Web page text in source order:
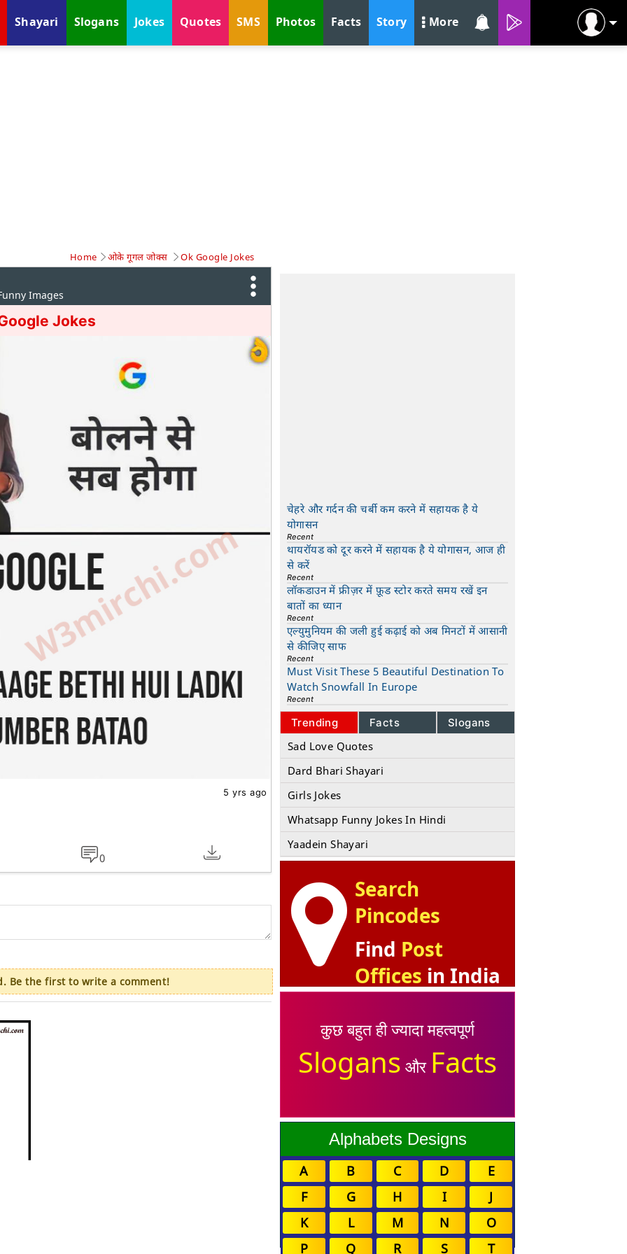
Shayari Slogans Jokes Quotes SMS Photos Facts Story More
Home ओके गूगल जोक्स Ok Google Jokes
Images
Jokes
5 yrs ago
0
Be the first to write a comment!
चेहरे और गर्दन की चर्बी कम करने में सहायक है ये
योगासन
Recent
थायरॉयड को दूर करने में सहायक है ये योगासन, आज ही
से करें
Recent
लॉकडाउन में फ्रीज़र में फ़ूड स्टोर करते समय रखें इन
बातों का ध्यान
Recent
एल्युमुनियम की जली हुई कढ़ाई को अब मिनटों में आसानी
से कीजिए साफ
Recent
Must Visit These 5 Beautiful Destination To
Watch Snowfall In Europe
Recent
Trending Facts Slogans
Sad Love Quotes
Dard Bhari Shayari
Girls Jokes
Whatsapp Funny Jokes In Hindi
Yaadein Shayari
Search
Pincodes
Find Post
Offices in India
कुछ बहुत ही ज्यादा महत्वपूर्ण
Slogans और Facts
Alphabets Designs
A B C D
E
F
G H I
J
K
L M N
O
P
Q R S T